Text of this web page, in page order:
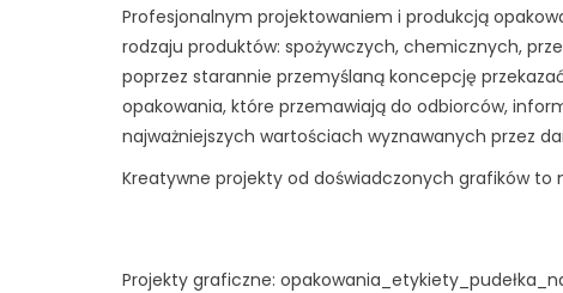
Profesjonalnym projektowaniem i produkcją
rodzaju produktów: spożywczych, chemicznych,
poprzez starannie przemyślaną koncepcję
opakowania, które przemawiają do odbiorców,
najważniejszych wartościach wyznawanych przez
Kreatywne projekty od doświadczonych grafików to
Projekty graficzne: